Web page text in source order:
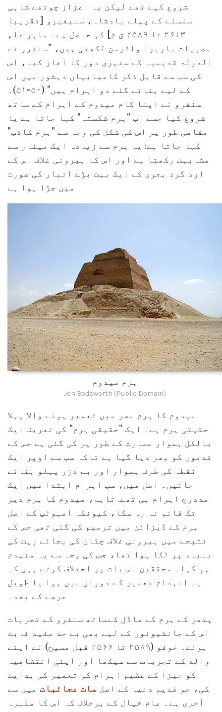
شروع کیے تھے لیکن یہ اعزاز چوتھے شاہی
سلسلے کے پہلے بادشاہ، سنیفیرو [تقریبا
۲۶۱۳ تا ۲۵۸۹ ق م] کو حاصل ہے۔ ماہر علم
مصریات باربرا واٹرسن لکھتی ہیں، "سنفرو نے
الدولۃ قدیمیہ کے سنہری دور کا آغاز کیا، اس
کی سب سے قابل ذکر کامیابیاں دہشور میں اس
کے لیے بنائے گئے دو اہرام ہیں" (۵۰-۵۱)۔
سنفرو نے اپنا کام میدوم کے اہرام کے ساتھ
شروع کیا جسے اب "ہرم شکستہ" کہا جاتا ہے یا
مقامی طور پر اس کی شکل کی وجہ سے "ہرم کاذب"
کہا جاتا ہے: یہ ہرم سے زیادہ ایک مینار سے
مشابہت رکھتا ہے اور اس کا بیرونی غلاف اس کے
ارد گرد بجری کے ایک بہت بڑے انبار کی صورت
میں جڑا ہوا ہے
ہرم میدوم
Jon Bodsworth (Public Domain)
میدوم کا ہرم مصر میں تعمیر ہونے والا پہلا
حقیقی ہرم ہے۔ ایک "حقیقی ہرم" کی تعریف ایک
بالکل ہموار عمارت کے طور پر کی گئی ہے جس کے
قدموں کو بھر دیا گیا ہے تاکہ سب سے اوپر ایک
نقطہ کی طرف ہموار اور بے دزر پہلو بنائے
جائیں۔ اصل میں، سب اہرام ابتدا میں ایک
مددرج اہرام ہی تھے. تاہم، میدوم کا ہرم دیر
تک قائم نہ رہ سکا، کیونکہ امہوٹپ کے اصل
ہرم کے ڈیزائن میں ترمیم کی گئی تھی جس کے
نتیجے میں بیرونی غلاف چٹان کی بجائے ریت کی
بنیاد پر ٹکا ہوا تھا، جس کی وجہ سے یہ منہدم
ہو گیا۔ محققین اس بات پر اختلاف کرتے ہیں کہ
یہ انہدام تعمیر کے دوران میں ہوا یا طویل
عرصے کے بعد۔
پتھر کے ہرم کے ماڈل کےساتھ سنفرو کے تجربات
اس کے جانشیونوں کے لیے بھی بے حد مفید ثابت
ہوئے۔ خوفو (۲۵۸۹ تا ۲۵۶۶ قبل مسیح) نے اپنے
والد کے تجربات سے سیکھا اور اپنی انتظامیہ
کو جیزا کے عظیم اہرام کی تعمیر کی ہدایت
کی، جو قدیم دنیا کے اصل سات عجائبات میں سے
آخری ہے۔ عام خیال کے برخلاف کہ اس کا مقبرہ